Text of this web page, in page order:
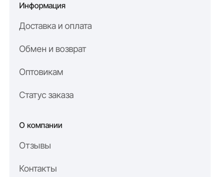
EVA7 — это надёжность, которой можно доверять.
Информация
Доставка и оплата
Обмен и возврат
Оптовикам
Статус заказа
О компании
Отзывы
Контакты